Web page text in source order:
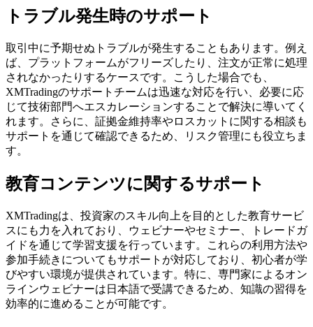
トラブル発生時のサポート
取引中に予期せぬトラブルが発生することもあります。例え
ば、プラットフォームがフリーズしたり、注文が正常に処理
されなかったりするケースです。こうした場合でも、
XMTradingのサポートチームは迅速な対応を行い、必要に応
じて技術部門へエスカレーションすることで解決に導いてく
れます。さらに、証拠金維持率やロスカットに関する相談も
サポートを通じて確認できるため、リスク管理にも役立ちま
す。
教育コンテンツに関するサポート
XMTradingは、投資家のスキル向上を目的とした教育サービ
スにも力を入れており、ウェビナーやセミナー、トレードガ
イドを通じて学習支援を行っています。これらの利用方法や
参加手続きについてもサポートが対応しており、初心者が学
びやすい環境が提供されています。特に、専門家によるオン
ラインウェビナーは日本語で受講できるため、知識の習得を
効率的に進めることが可能です。